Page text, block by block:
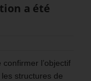
a été
l’objectif
structures de